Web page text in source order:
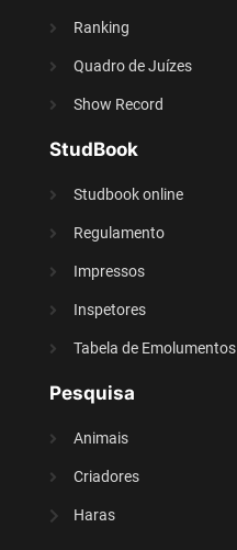
Ranking
Quadro de Juízes
Show Record
StudBook
Studbook online
Regulamento
Impressos
Inspetores
Tabela de Emolumentos
Pesquisa
Animais
Criadores
Haras